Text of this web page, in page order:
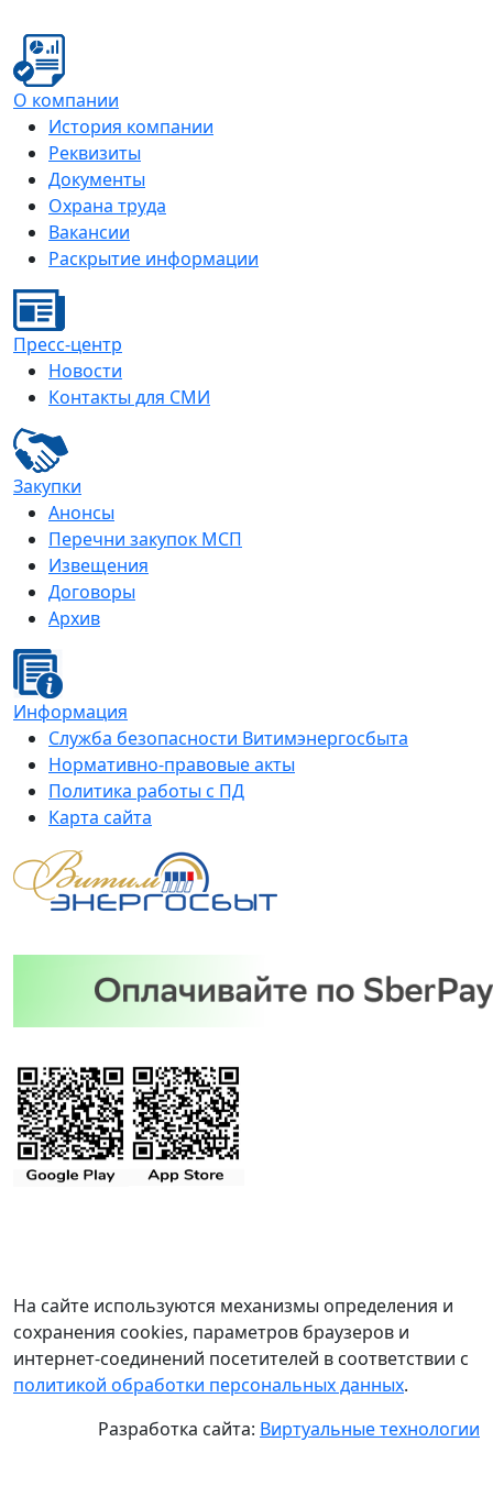
О компании
История компании
Реквизиты
Документы
Охрана труда
Вакансии
Раскрытие информации
Пресс-центр
Новости
Контакты для СМИ
Закупки
Анонсы
Перечни закупок МСП
Извещения
Договоры
Архив
Информация
Служба безопасности Витимэнергосбыта
Нормативно-правовые акты
Политика работы с ПД
Карта сайта
На сайте используются механизмы определения и
сохранения cookies, параметров браузеров и
интернет-соединений посетителей в соответствии с
политикой обработки персональных данных.
Разработка сайта: Виртуальные технологии